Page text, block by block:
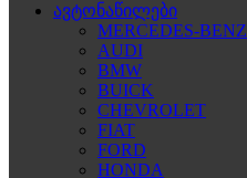
ავტონაწილები
MERCEDES-BENZ
AUDI
BMW
BUICK
CHEVROLET
FIAT
FORD
HONDA